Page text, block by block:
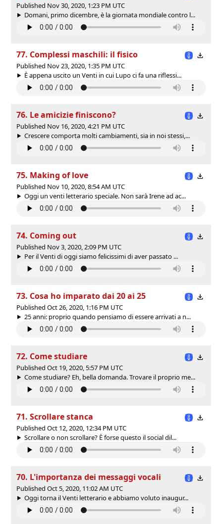
Published Nov 30, 2020, 1:23 PM UTC
Domani, primo dicembre, è la giornata mondiale contro l...
77. Complessi maschili: il fisico
Published Nov 23, 2020, 1:35 PM UTC
È appena uscito un Venti in cui Lupo ci fa una riflessi...
76. Le amicizie finiscono?
Published Nov 16, 2020, 4:21 PM UTC
Crescere comporta molti cambiamenti, sia in noi stessi,...
75. Making of love
Published Nov 10, 2020, 8:54 AM UTC
Oggi un venti letterario speciale. Non sarà Irene ad ac...
74. Coming out
Published Nov 3, 2020, 2:09 PM UTC
Per il Venti di oggi siamo felicissimi di aver passato ...
73. Cosa ho imparato dai 20 ai 25
Published Oct 26, 2020, 1:16 PM UTC
25 anni: proprio quando pensiamo di essere arrivati a n...
72. Come studiare
Published Oct 19, 2020, 5:57 PM UTC
Come studiare? Eh, bella domanda. Trovare il proprio me...
71. Scrollare stanca
Published Oct 12, 2020, 12:34 PM UTC
Scrollare o non scrollare? È forse questo il social dil...
70. L'importanza dei messaggi vocali
Published Oct 5, 2020, 11:02 AM UTC
Oggi torna il Venti letterario e abbiamo voluto inaugur...